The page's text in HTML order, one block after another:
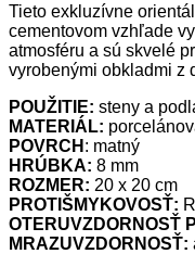
Tieto exkluzívne
cementovom vzhľade
atmosféru a sú skvelé
vyrobenými obkladmi z
POUŽITIE: steny a
MATERIÁL:
POVRCH : matný
HRÚBKA: 8 mm
ROZMER: 20 x 20 cm
PROTIŠMYKOVOSŤ:
OTERUVZDORNOSŤ
MRAZUVZDORNOSŤ: